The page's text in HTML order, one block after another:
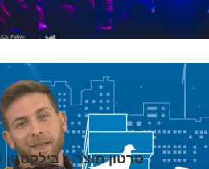
סרטון מוצר –